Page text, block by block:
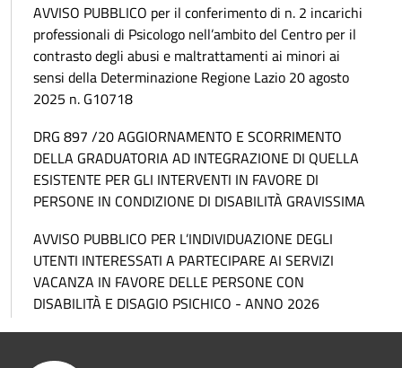
AVVISO PUBBLICO per il conferimento di n. 2 incarichi
professionali di Psicologo nell’ambito del Centro per il
contrasto degli abusi e maltrattamenti ai minori ai
sensi della Determinazione Regione Lazio 20 agosto
2025 n. G10718
DRG 897 /20 AGGIORNAMENTO E SCORRIMENTO
DELLA GRADUATORIA AD INTEGRAZIONE DI QUELLA
ESISTENTE PER GLI INTERVENTI IN FAVORE DI
PERSONE IN CONDIZIONE DI DISABILITÀ GRAVISSIMA
AVVISO PUBBLICO PER L’INDIVIDUAZIONE DEGLI
UTENTI INTERESSATI A PARTECIPARE AI SERVIZI
VACANZA IN FAVORE DELLE PERSONE CON
DISABILITÀ E DISAGIO PSICHICO - ANNO 2026